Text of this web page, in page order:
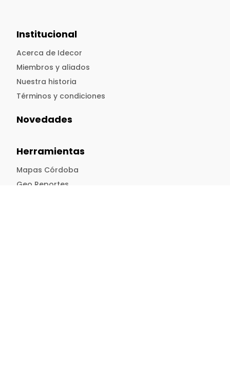
Institucional
Acerca de Idecor
Miembros y aliados
Nuestra historia
Términos y condiciones
Novedades
Herramientas
Mapas Córdoba
Geo Reportes